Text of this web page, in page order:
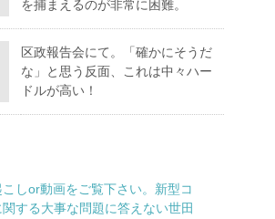
を捕まえるのが非常に困難。
区政報告会にて。「確かにそうだ
な」と思う反面、これは中々ハー
ドルが高い！
しor動画をご覧下さい。新型コ
関する大事な問題に答えない世田